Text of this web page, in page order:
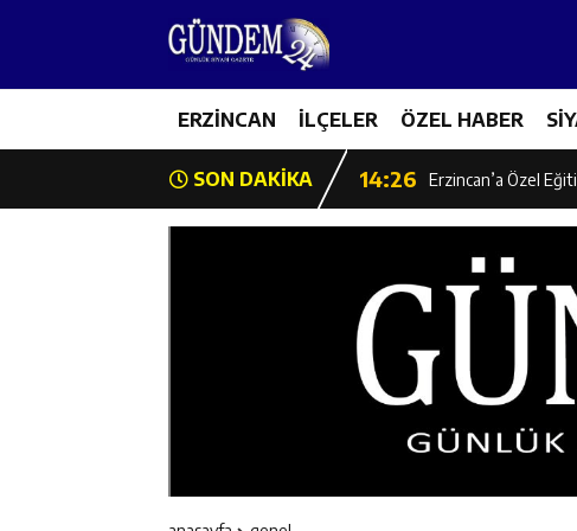
ERZİNCAN İLÇELER ÖZEL HABER
SON DAKİKA
14:26 Geleceğin
14:26 Erzincan’a Özel
14:25 İl Müdürü
14:24 İlk Durak Medine
Erzincan Aile ve